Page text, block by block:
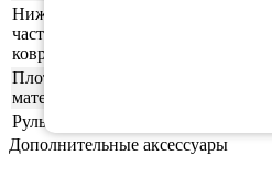
Нижняя
часть
ковриков
Плотность
материала
Руль
Дополнительные аксессуары